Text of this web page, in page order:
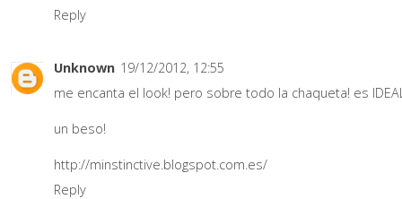
Reply
Unknown 19/12/2012, 12:55
me encanta el look! pero sobre todo la chaqueta! es
un beso!
http://minstinctive.blogspot.com.es/
Reply